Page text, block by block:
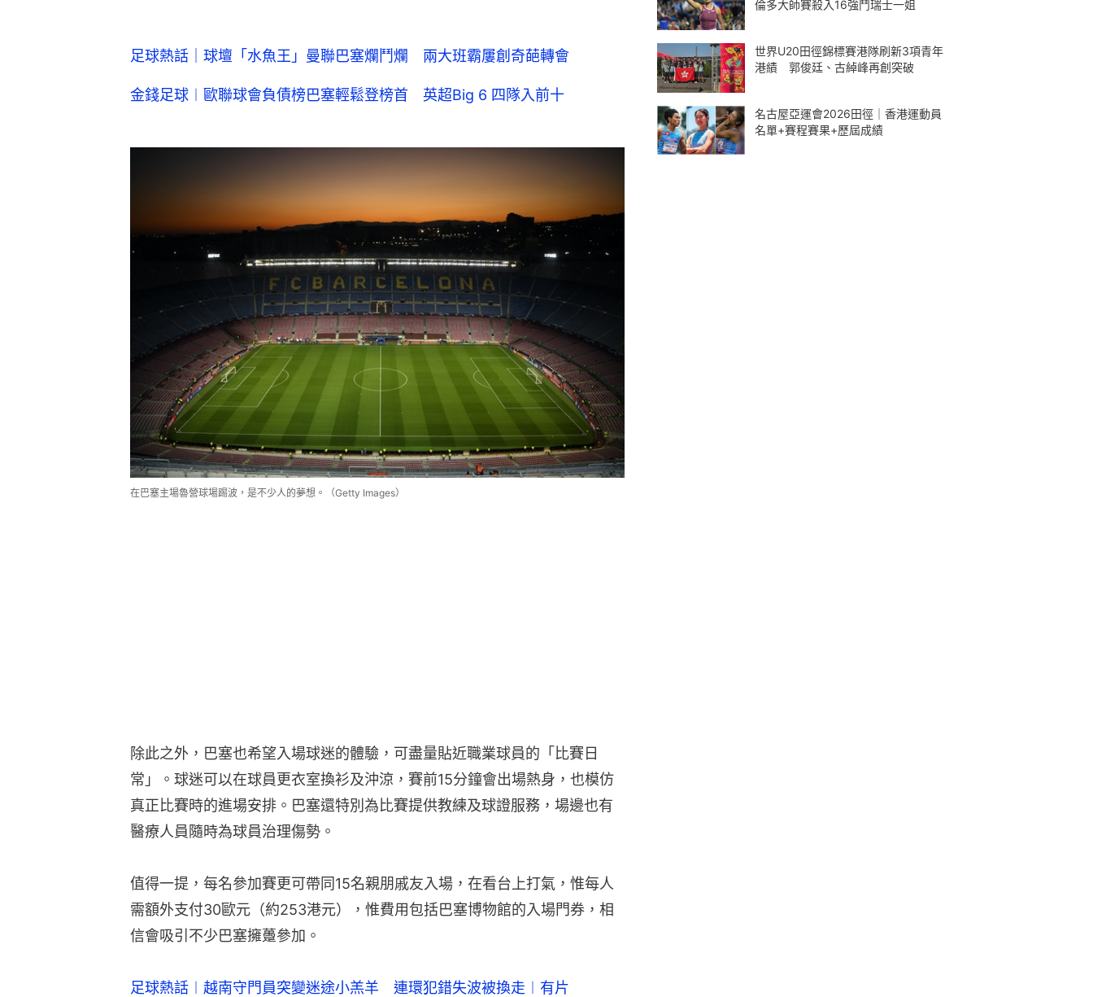
足球熱話｜球壇「水魚王」曼聯巴塞爛鬥爛 兩大班霸屢創奇葩轉會
金錢足球︱歐聯球會負債榜巴塞輕鬆登榜首 英超Big 6 四隊入前十
在巴塞主場魯營球場踢波，是不少人的夢想。（Getty Images）
除此之外，巴塞也希望入場球迷的體驗，可盡量貼近職業球員的「比賽日
常」。球迷可以在球員更衣室換衫及沖涼，賽前15分鐘會出場熱身，也模仿
真正比賽時的進場安排。巴塞還特別為比賽提供教練及球證服務，場邊也有
醫療人員隨時為球員治理傷勢。
值得一提，每名參加賽更可帶同15名親朋戚友入場，在看台上打氣，惟每人
需額外支付30歐元（約253港元），惟費用包括巴塞博物館的入場門券，相
信會吸引不少巴塞擁躉參加。
足球熱話︱越南守門員突變迷途小羔羊 連環犯錯失波被換走︱有片
倫多大師賽殺入16強鬥瑞士一姐
世界U20田徑錦標賽港隊刷新3項青年
港績 郭俊廷、古綽峰再創突破
名古屋亞運會2026田徑｜香港運動員
名單+賽程賽果+歷屆成績